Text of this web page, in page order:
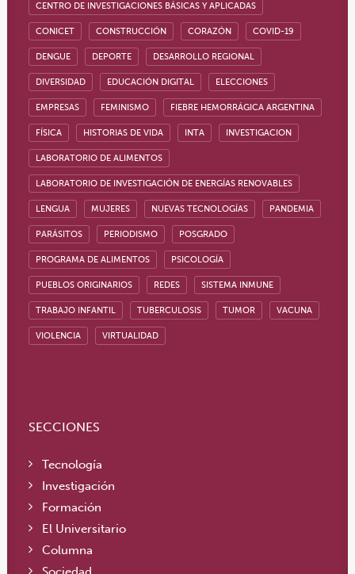
CENTRO DE INVESTIGACIONES BÁSICAS Y APLICADAS
CONICET CONSTRUCCIÓN CORAZÓN COVID-19
DENGUE DEPORTE DESARROLLO REGIONAL
DIVERSIDAD EDUCACIÓN DIGITAL ELECCIONES
EMPRESAS FEMINISMO FIEBRE HEMORRÁGICA ARGENTINA
FÍSICA HISTORIAS DE VIDA INTA INVESTIGACION
LABORATORIO DE ALIMENTOS
LABORATORIO DE INVESTIGACIÓN DE ENERGÍAS RENOVABLES
LENGUA MUJERES NUEVAS TECNOLOGÍAS PANDEMIA
PARÁSITOS PERIODISMO POSGRADO
PROGRAMA DE ALIMENTOS PSICOLOGÍA
PUEBLOS ORIGINARIOS REDES SISTEMA INMUNE
TRABAJO INFANTIL TUBERCULOSIS TUMOR VACUNA
VIOLENCIA VIRTUALIDAD
SECCIONES
Tecnología
Investigación
Formación
El Universitario
Columna